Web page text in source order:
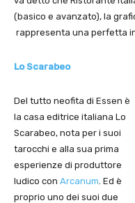
(basico e avanzato), la
rappresenta una perfetta
Lo Scarabeo
Del tutto neofita di Essen è
la casa editrice italiana Lo
Scarabeo, nota per i suoi
tarocchi e alla sua prima
esperienze di produttore
ludico con Arcanum . Ed è
proprio uno dei suoi due